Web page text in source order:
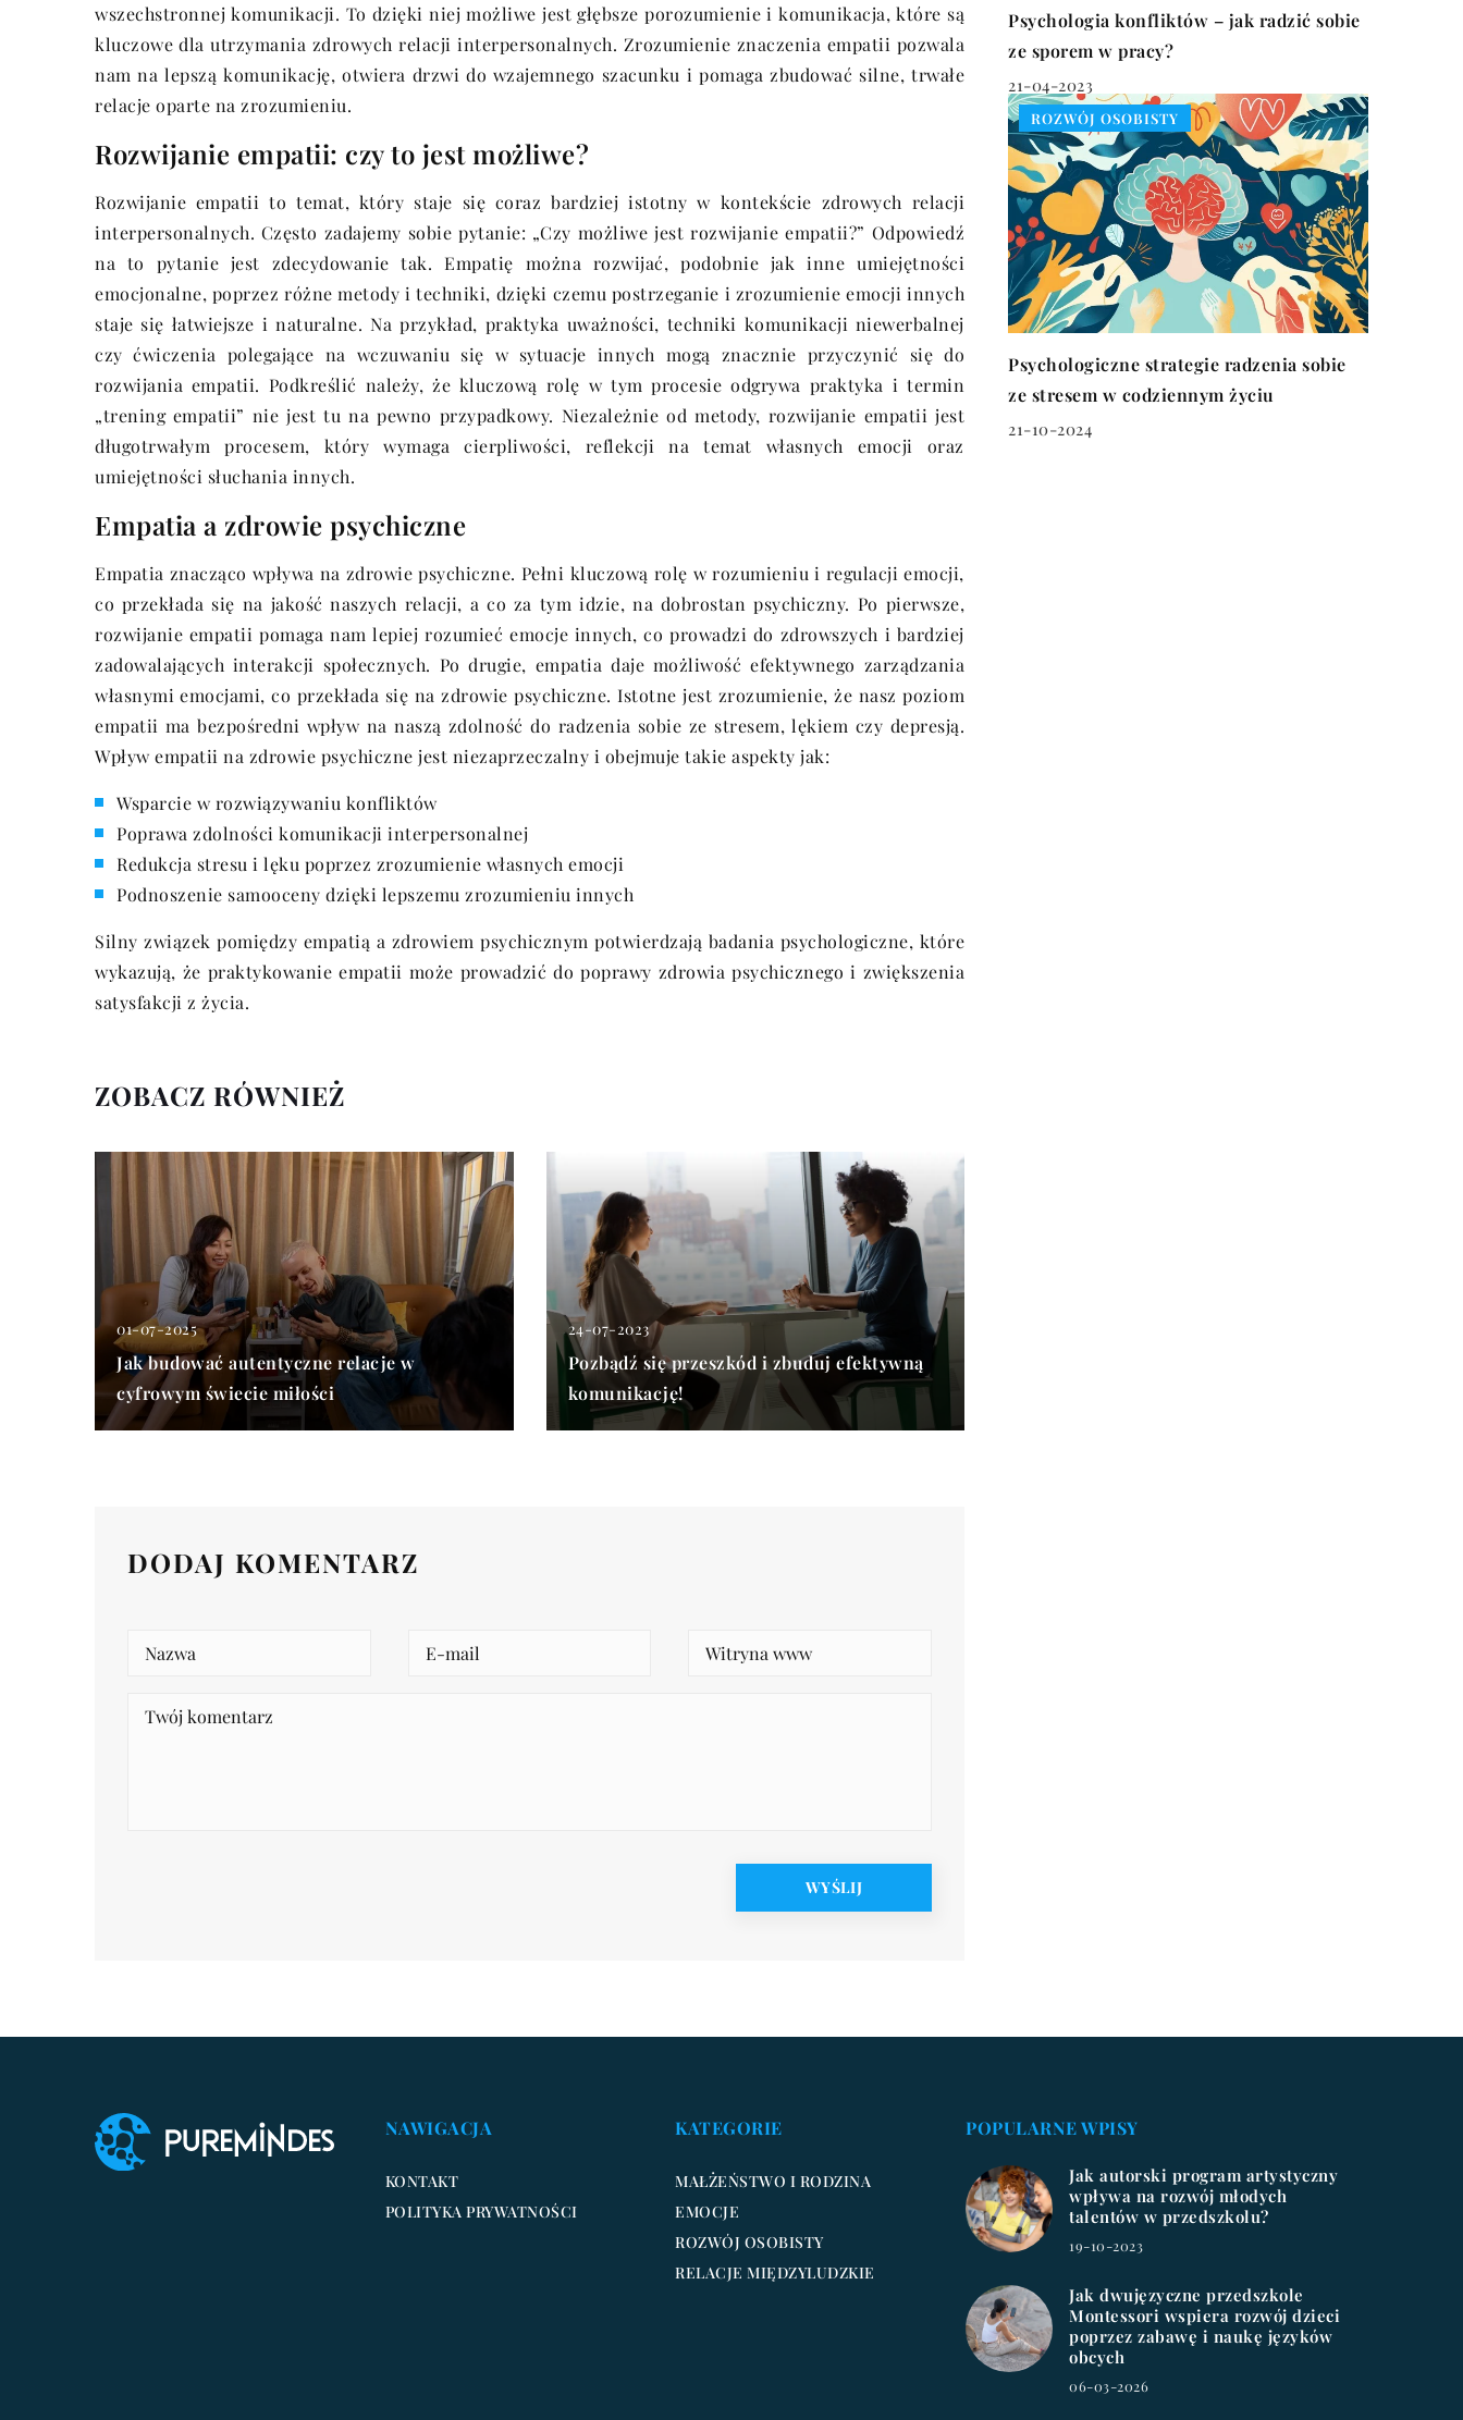
wszechstronnej komunikacji. To dzięki niej możliwe jest głębsze porozumienie i komunikacja, które są
kluczowe dla utrzymania zdrowych relacji interpersonalnych. Zrozumienie znaczenia empatii pozwala
nam na lepszą komunikację, otwiera drzwi do wzajemnego szacunku i pomaga zbudować silne, trwałe
relacje oparte na zrozumieniu.
Rozwijanie empatii: czy to jest możliwe?
Rozwijanie empatii to temat, który staje się coraz bardziej istotny w kontekście zdrowych relacji
interpersonalnych. Często zadajemy sobie pytanie: „Czy możliwe jest rozwijanie empatii?” Odpowiedź
na to pytanie jest zdecydowanie tak. Empatię można rozwijać, podobnie jak inne umiejętności
emocjonalne, poprzez różne metody i techniki, dzięki czemu postrzeganie i zrozumienie emocji innych
staje się łatwiejsze i naturalne. Na przykład, praktyka uważności, techniki komunikacji niewerbalnej
czy ćwiczenia polegające na wczuwaniu się w sytuacje innych mogą znacznie przyczynić się do
rozwijania empatii. Podkreślić należy, że kluczową rolę w tym procesie odgrywa praktyka i termin
„trening empatii” nie jest tu na pewno przypadkowy. Niezależnie od metody, rozwijanie empatii jest
długotrwałym procesem, który wymaga cierpliwości, reflekcji na temat własnych emocji oraz
umiejętności słuchania innych.
Empatia a zdrowie psychiczne
Empatia znacząco wpływa na zdrowie psychiczne. Pełni kluczową rolę w rozumieniu i regulacji emocji,
co przekłada się na jakość naszych relacji, a co za tym idzie, na dobrostan psychiczny. Po pierwsze,
rozwijanie empatii pomaga nam lepiej rozumieć emocje innych, co prowadzi do zdrowszych i bardziej
zadowalających interakcji społecznych. Po drugie, empatia daje możliwość efektywnego zarządzania
własnymi emocjami, co przekłada się na zdrowie psychiczne. Istotne jest zrozumienie, że nasz poziom
empatii ma bezpośredni wpływ na naszą zdolność do radzenia sobie ze stresem, lękiem czy depresją.
Wpływ empatii na zdrowie psychiczne jest niezaprzeczalny i obejmuje takie aspekty jak:
Wsparcie w rozwiązywaniu konfliktów
Poprawa zdolności komunikacji interpersonalnej
Redukcja stresu i lęku poprzez zrozumienie własnych emocji
Podnoszenie samooceny dzięki lepszemu zrozumieniu innych
Silny związek pomiędzy empatią a zdrowiem psychicznym potwierdzają badania psychologiczne, które
wykazują, że praktykowanie empatii może prowadzić do poprawy zdrowia psychicznego i zwiększenia
satysfakcji z życia.
ZOBACZ RÓWNIEŻ
01-07-2025
Jak budować autentyczne relacje w
cyfrowym świecie miłości
24-07-2023
Pozbądź się przeszkód i zbuduj efektywną
komunikację!
Psychologia konfliktów – jak radzić sobie
ze sporem w pracy?
21-04-2023
ROZWÓJ OSOBISTY
Psychologiczne strategie radzenia sobie
ze stresem w codziennym życiu
21-10-2024
DODAJ KOMENTARZ
NAWIGACJA
KONTAKT
POLITYKA PRYWATNOŚCI
KATEGORIE
MAŁŻEŃSTWO I RODZINA
EMOCJE
ROZWÓJ OSOBISTY
RELACJE MIĘDZYLUDZKIE
POPULARNE WPISY
Jak autorski program artystyczny
wpływa na rozwój młodych
talentów w przedszkolu?
19-10-2023
Jak dwujęzyczne przedszkole
Montessori wspiera rozwój dzieci
poprzez zabawę i naukę języków
obcych
06-03-2026